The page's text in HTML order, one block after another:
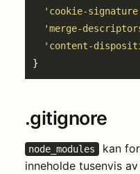
'cookie-
'merge-
'content-
.gitignore
node_modules kan
inneholde tusenvis